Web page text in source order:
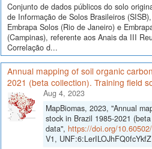
Conjunto de dados públicos do solo
de Informação de Solos Brasileiros
Embrapa Solos (Rio de Janeiro) e
(Campinas), referente aos Anais da III
Correlação d...
Annual mapping of soil organic
2021 (beta collection). Training field
Aug 4, 2023
MapBiomas, 2023, "Annual
stock in Brazil 1985-2021
data", https://doi.org/
V1,